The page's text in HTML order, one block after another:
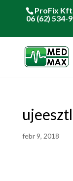
ProFix
06 (62) 534-
febr 9, 2018